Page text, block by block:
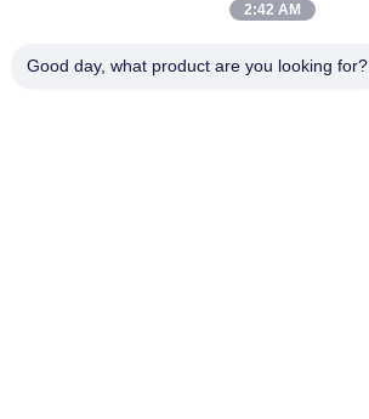
2:42 AM
Good day, what product are you looking for?